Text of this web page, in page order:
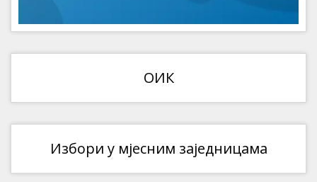
ОИК
Избори у мјесним заједницама